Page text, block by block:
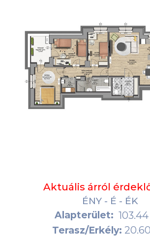
Aktuális árról
ÉNY - É - ÉK
Alapterület:
Terasz/Erkély: